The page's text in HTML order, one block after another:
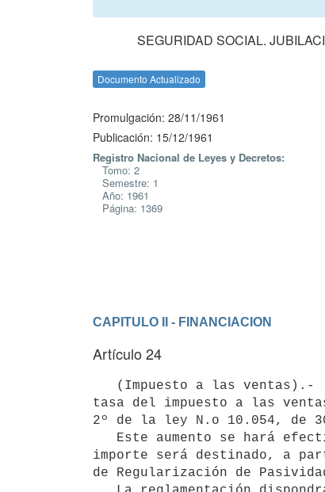
SEGURIDAD SOCIAL.
Documento Actualizado
Promulgación: 28/11/1961
Publicación: 15/12/1961
Registro Nacional de Leyes y Decretos:
Tomo: 2
Semestre: 1
Año: 1961
Página: 1369
CAPITULO II - FINANCIACION
Artículo 24
tasa del impuesto a las
2º de la ley N.o 10.054, de
importe será destinado, a
de Regularización de